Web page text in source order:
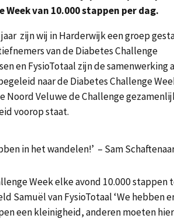
Week van 10.000 stappen per dag.
zijn wij in Harderwijk een groep
van de Diabetes Challenge
en FysioTotaal zijn de samenwerking
naar de Diabetes Challenge
Veluwe de Challenge
voorop staat.
in het wandelen!’ – Sam
Week elke avond 10.000
Samuël van FysioTotaal ‘We hebben
een kleinigheid, anderen moeten